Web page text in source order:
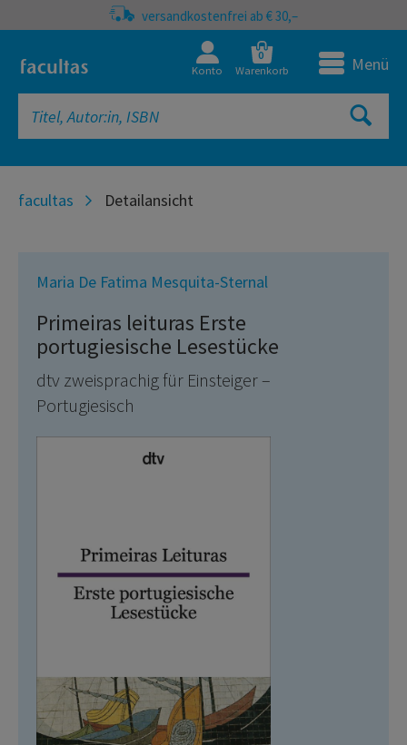
versandkostenfrei ab € 30,–
Konto
0
Warenkorb Menü
facultas Detailansicht
Maria De Fatima Mesquita-Sternal
Primeiras leituras Erste
portugiesische Lesestücke
dtv zweisprachig für Einsteiger –
Portugiesisch